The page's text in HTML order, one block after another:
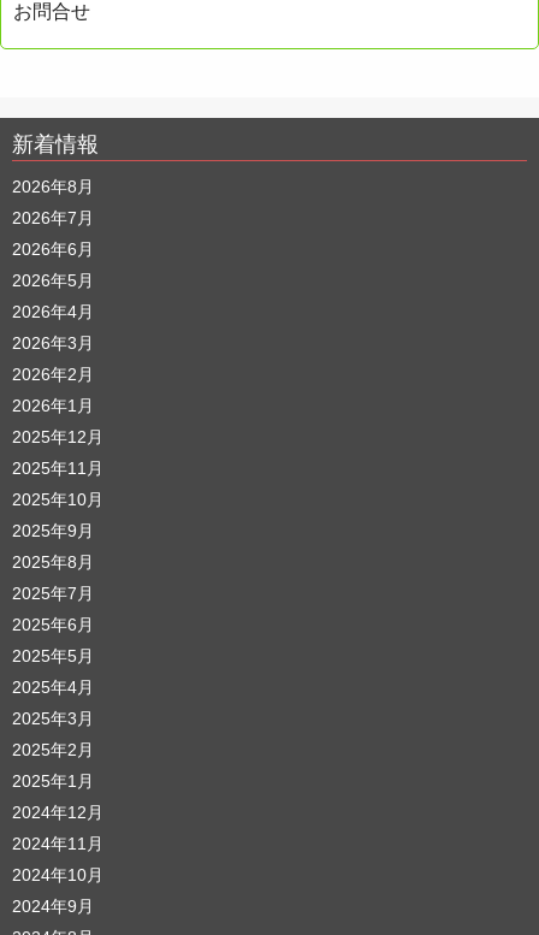
お問合せ
新着情報
2026年8月
2026年7月
2026年6月
2026年5月
2026年4月
2026年3月
2026年2月
2026年1月
2025年12月
2025年11月
2025年10月
2025年9月
2025年8月
2025年7月
2025年6月
2025年5月
2025年4月
2025年3月
2025年2月
2025年1月
2024年12月
2024年11月
2024年10月
2024年9月